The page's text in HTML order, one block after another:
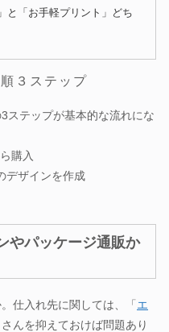
と「お手軽プリント」どち
３ステップ
ステップが基本的な流れにな
購入
デザインを作成
やパッケージ通販か
仕入れ先に関しては、「 エ
さんを抑えておけば問題あり